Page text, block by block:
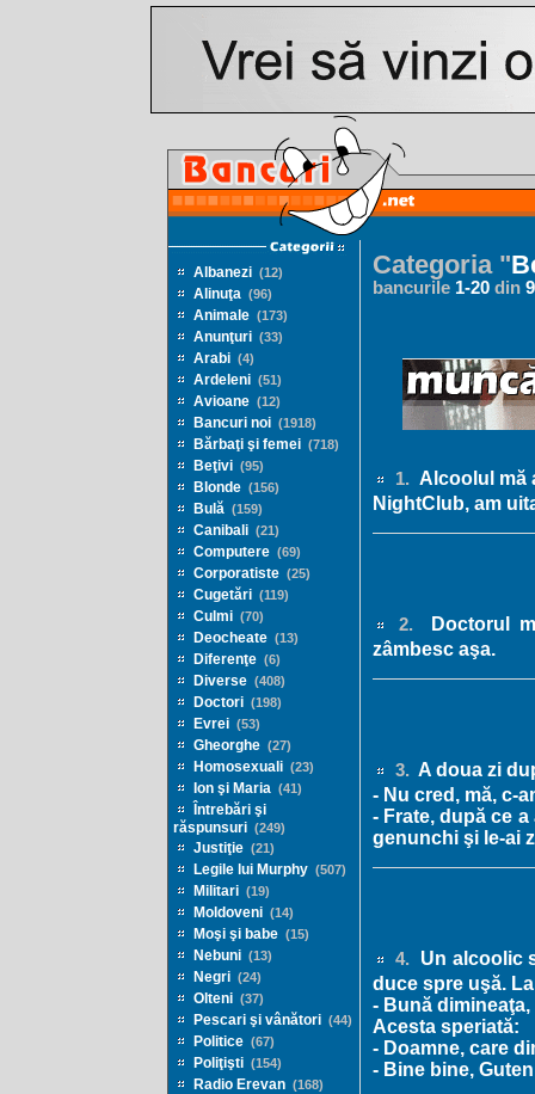
Albanezi (12)
Alinuţa (96)
Animale (173)
Anunţuri (33)
Arabi (4)
Ardeleni (51)
Avioane (12)
Bancuri noi (1918)
Bărbaţi şi femei (718)
Beţivi (95)
Blonde (156)
Bulă (159)
Canibali (21)
Computere (69)
Corporatiste (25)
Cugetări (119)
Culmi (70)
Deocheate (13)
Diferenţe (6)
Diverse (408)
Doctori (198)
Evrei (53)
Gheorghe (27)
Homosexuali (23)
Ion şi Maria (41)
Întrebări şi
răspunsuri (249)
Justiţie (21)
Legile lui Murphy (507)
Militari (19)
Moldoveni (14)
Moşi şi babe (15)
Nebuni (13)
Negri (24)
Olteni (37)
Pescari şi vânători (44)
Politice (67)
Poliţişti (154)
Radio Erevan (168)
Categoria "
bancurile 1-20 din
1. Alcoolul mă
NightClub, am
2.
Doctorul
zâmbesc aşa.
3. A doua zi
- Nu cred, mă, c-
- Frate, după ce
genunchi şi le-ai
4.
Un alcoolic
duce spre uşă.
- Bună
Acesta speriată:
- Doamne, care
- Bine bine,